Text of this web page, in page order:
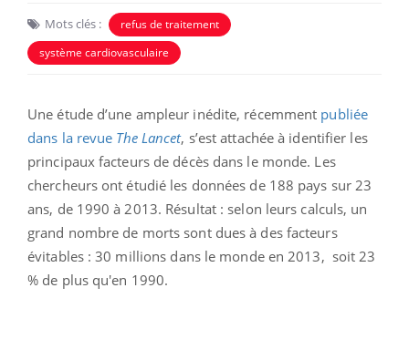
Mots clés :
refus de traitement
système cardiovasculaire
Une étude d’une ampleur inédite, récemment publiée
dans la revue The Lancet, s’est attachée à identifier les
principaux facteurs de décès dans le monde. Les
chercheurs ont étudié les données de 188 pays sur 23
ans, de 1990 à 2013. Résultat : selon leurs calculs, un
grand nombre de morts sont dues à des facteurs
évitables : 30 millions dans le monde en 2013, soit 23
% de plus qu'en 1990.